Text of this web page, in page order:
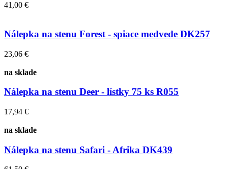
41,00 €
Nálepka na stenu Forest - spiace medvede DK257
23,06 €
na sklade
Nálepka na stenu Deer - lístky 75 ks R055
17,94 €
na sklade
Nálepka na stenu Safari - Afrika DK439